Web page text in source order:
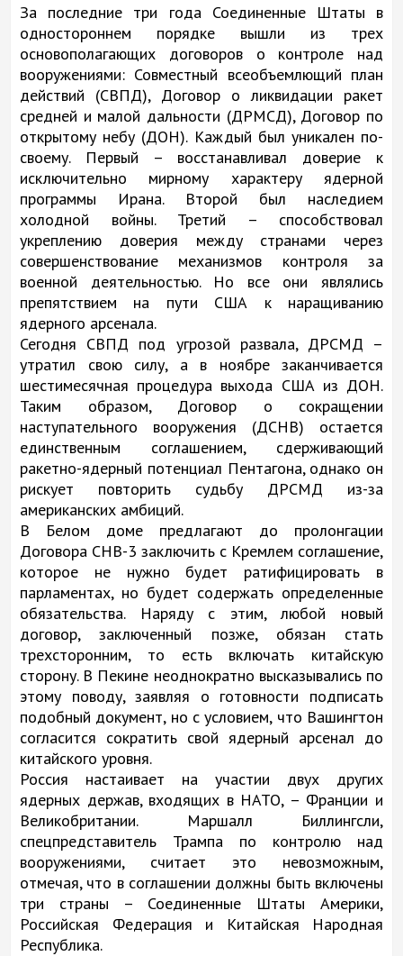
За последние три года Соединенные Штаты в
одностороннем порядке вышли из трех
основополагающих договоров о контроле над
вооружениями: Совместный всеобъемлющий план
действий (СВПД), Договор о ликвидации ракет
средней и малой дальности (ДРМСД), Договор по
открытому небу (ДОН). Каждый был уникален по-
своему. Первый – восстанавливал доверие к
исключительно мирному характеру ядерной
программы Ирана. Второй был наследием
холодной войны. Третий – способствовал
укреплению доверия между странами через
совершенствование механизмов контроля за
военной деятельностью. Но все они являлись
препятствием на пути США к наращиванию
ядерного арсенала.
Сегодня СВПД под угрозой развала, ДРСМД –
утратил свою силу, а в ноябре заканчивается
шестимесячная процедура выхода США из ДОН.
Таким образом, Договор о сокращении
наступательного вооружения (ДСНВ) остается
единственным соглашением, сдерживающий
ракетно-ядерный потенциал Пентагона, однако он
рискует повторить судьбу ДРСМД из-за
американских амбиций.
В Белом доме предлагают до пролонгации
Договора СНВ-3 заключить с Кремлем соглашение,
которое не нужно будет ратифицировать в
парламентах, но будет содержать определенные
обязательства. Наряду с этим, любой новый
договор, заключенный позже, обязан стать
трехсторонним, то есть включать китайскую
сторону. В Пекине неоднократно высказывались по
этому поводу, заявляя о готовности подписать
подобный документ, но с условием, что Вашингтон
согласится сократить свой ядерный арсенал до
китайского уровня.
Россия настаивает на участии двух других
ядерных держав, входящих в НАТО, – Франции и
Великобритании. Маршалл Биллингсли,
спецпредставитель Трампа по контролю над
вооружениями, считает это невозможным,
отмечая, что в соглашении должны быть включены
три страны – Соединенные Штаты Америки,
Российская Федерация и Китайская Народная
Республика.